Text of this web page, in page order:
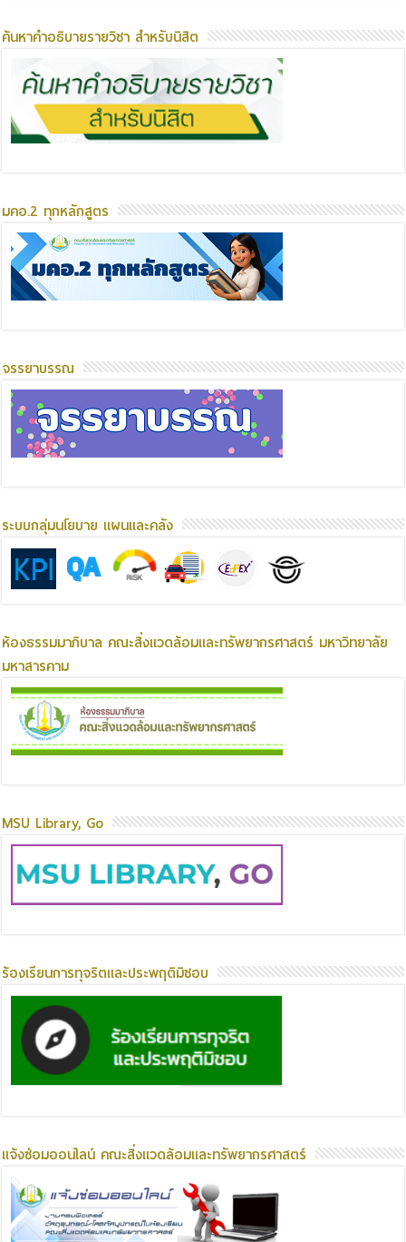
ค้นหาคำอธิบายรายวิชา สำหรับนิสิต
มคอ.2 ทุกหลักสูตร
จรรยาบรรณ
ระบบกลุ่มนโยบาย แผนและคลัง
ห้องธรรมมาภิบาล คณะสิ่งแวดล้อมและทรัพยากรศาสตร์ มหาวิทยาลัย
มหาสารคาม
MSU Library, Go
ร้องเรียนการทุจริตและประพฤติมิชอบ
แจ้งซ่อมออนไลน์ คณะสิ่งแวดล้อมและทรัพยากรศาสตร์